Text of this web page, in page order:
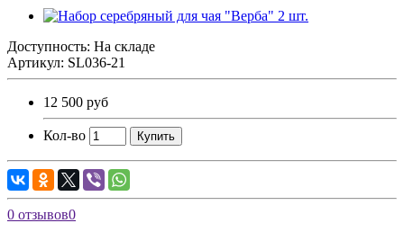
Доступность: На складе
Артикул: SL036-21
12 500 руб
Кол-во Купить
0 отзывов0